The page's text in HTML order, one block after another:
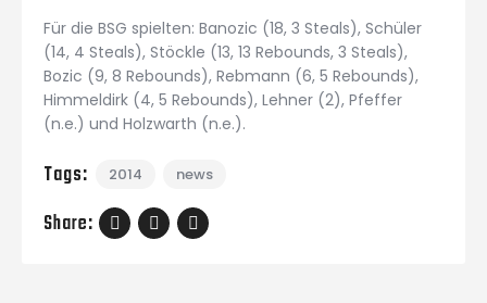
Für die BSG spielten: Banozic (18, 3 Steals), Schüler
(14, 4 Steals), Stöckle (13, 13 Rebounds, 3 Steals),
Bozic (9, 8 Rebounds), Rebmann (6, 5 Rebounds),
Himmeldirk (4, 5 Rebounds), Lehner (2), Pfeffer
(n.e.) und Holzwarth (n.e.).
Tags: 2014 news
Share: